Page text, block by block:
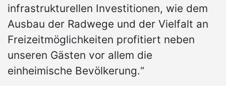
infrastrukturellen Investitionen, wie dem
Ausbau der Radwege und der Vielfalt an
Freizeitmöglichkeiten profitiert neben
unseren Gästen vor allem die
einheimische Bevölkerung.“